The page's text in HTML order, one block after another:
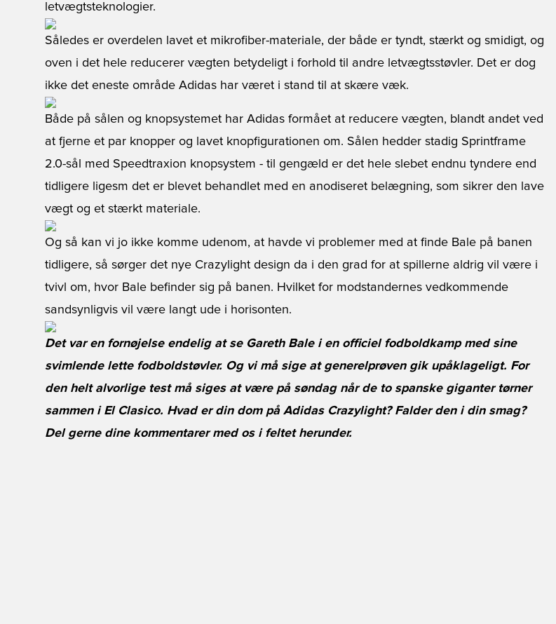
letvægtsteknologier.
Således er overdelen lavet et mikrofiber-materiale, der både er tyndt, stærkt og smidigt, og
oven i det hele reducerer vægten betydeligt i forhold til andre letvægtsstøvler. Det er dog
ikke det eneste område Adidas har været i stand til at skære væk.
Både på sålen og knopsystemet har Adidas formået at reducere vægten, blandt andet ved
at fjerne et par knopper og lavet knopfigurationen om. Sålen hedder stadig Sprintframe
2.0-sål med Speedtraxion knopsystem - til gengæld er det hele slebet endnu tyndere end
tidligere ligesm det er blevet behandlet med en anodiseret belægning, som sikrer den lave
vægt og et stærkt materiale.
Og så kan vi jo ikke komme udenom, at havde vi problemer med at finde Bale på banen
tidligere, så sørger det nye Crazylight design da i den grad for at spillerne aldrig vil være i
tvivl om, hvor Bale befinder sig på banen. Hvilket for modstandernes vedkommende
sandsynligvis vil være langt ude i horisonten.
Det var en fornøjelse endelig at se Gareth Bale i en officiel fodboldkamp med sine
svimlende lette fodboldstøvler. Og vi må sige at generelprøven gik upåklageligt. For
den helt alvorlige test må siges at være på søndag når de to spanske giganter tørner
sammen i El Clasico. Hvad er din dom på Adidas Crazylight? Falder den i din smag?
Del gerne dine kommentarer med os i feltet herunder.